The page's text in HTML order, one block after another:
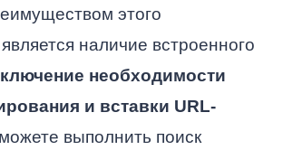
этого
наличие встроенного
необходимости
и вставки URL-
выполнить поиск